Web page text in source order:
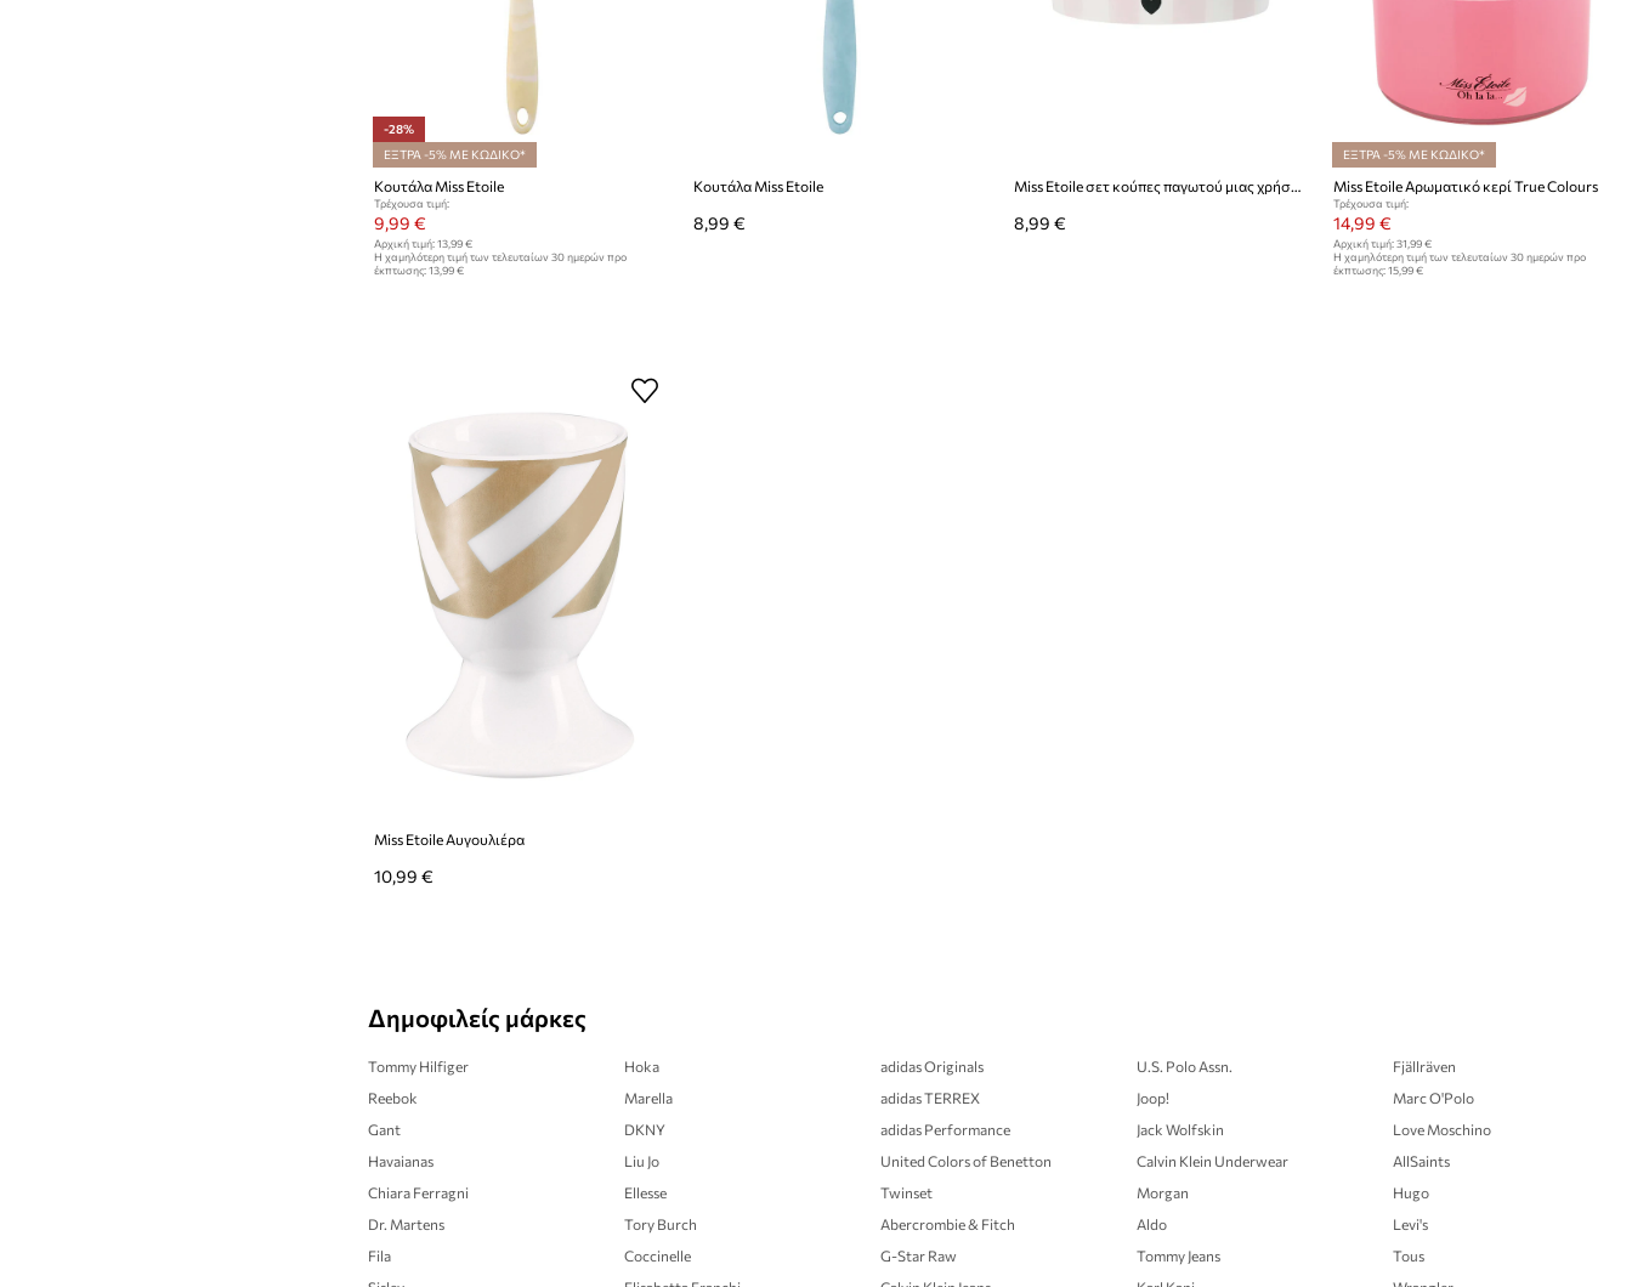
-28%
ΕΞΤΡΑ -5% ΜΕ ΚΩΔΙΚΟ*
Κουτάλα Miss Etoile
Τρέχουσα τιμή:
9,99 €
Αρχική τιμή: 13,99 €
Η χαμηλότερη τιμή των τελευταίων 30 ημερών προ
έκπτωσης: 13,99 €
Κουτάλα Miss Etoile
8,99 €
Miss Etoile σετ κούπες παγωτού μιας χρήσης με κουτάλια (8-pack)
8,99 €
ΕΞΤΡΑ -5% ΜΕ ΚΩΔΙΚΟ*
Miss Etoile Αρωματικό κερί True Colours
Τρέχουσα τιμή:
14,99 €
Αρχική τιμή: 31,99 €
Η χαμηλότερη τιμή των τελευταίων 30 ημερών προ
έκπτωσης: 15,99 €
Miss Etoile Αυγουλιέρα
10,99 €
Δημοφιλείς μάρκες
Tommy Hilfiger
Reebok
Gant
Havaianas
Chiara Ferragni
Dr. Martens
Fila
Hoka
Marella
DKNY
Liu Jo
Ellesse
Tory Burch
Coccinelle
adidas Originals
adidas TERREX
adidas Performance
United Colors of Benetton
Twinset
Abercrombie & Fitch
G-Star Raw
U.S. Polo Assn.
Joop!
Jack Wolfskin
Calvin Klein Underwear
Morgan
Aldo
Tommy Jeans
Fjällräven
Marc O'Polo
Love Moschino
AllSaints
Hugo
Levi's
Tous